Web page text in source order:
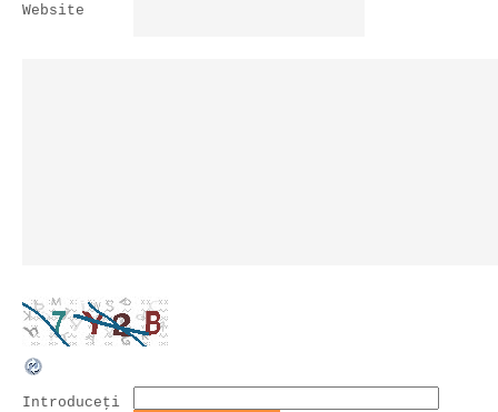
Website
Introduceţi